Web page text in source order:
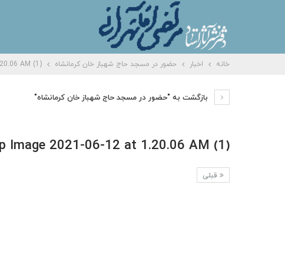
خانه اخبار حضور در مسجد حاج شهباز خان کرمانشاه AM (1)
بازگشت به "حضور در مسجد حاج شهباز خان کرمانشاه"
Image 2021-06-12 at 1.20.06 AM (1)
قبلی